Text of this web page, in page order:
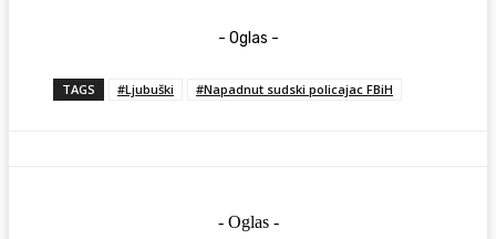
- Oglas -
TAGS #Ljubuški #Napadnut sudski policajac FBiH
- Oglas -